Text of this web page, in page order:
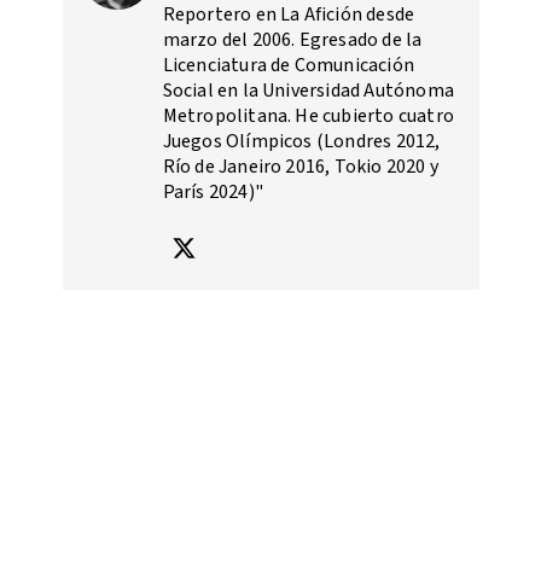
Reportero en La Afición desde
marzo del 2006. Egresado de la
Licenciatura de Comunicación
Social en la Universidad Autónoma
Metropolitana. He cubierto cuatro
Juegos Olímpicos (Londres 2012,
Río de Janeiro 2016, Tokio 2020 y
París 2024)"